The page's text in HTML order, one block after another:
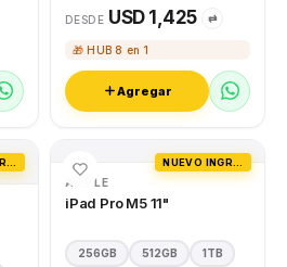
DESDE USD 1,425 ⇄
🎁 HUB 8 en 1
Agregar
APPLE
iPad Pro M5 11"
256GB 512GB 1TB